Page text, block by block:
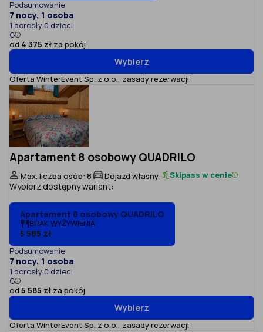
Podsumowanie
7 nocy, 1 osoba
1 dorosły 0 dzieci
G
od 4 375 zł za pokój
Wybierz
Oferta WinterEvent Sp. z o.o., zasady rezerwacji
Apartament 8 osobowy QUADRILO
Max. liczba osób: 8 Dojazd własny Skipass w cenie
Wybierz dostępny wariant:
Apartament 8 osobowy QUADRILO
BRAK WYŻYWIENIA
5 585 zł
Podsumowanie
7 nocy, 1 osoba
1 dorosły 0 dzieci
G
od 5 585 zł za pokój
Wybierz
Oferta WinterEvent Sp. z o.o., zasady rezerwacji